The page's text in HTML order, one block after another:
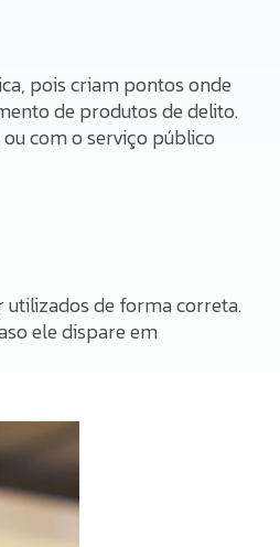
pois criam pontos onde
de produtos de delito.
com o serviço público
utilizados de forma correta.
ele dispare em